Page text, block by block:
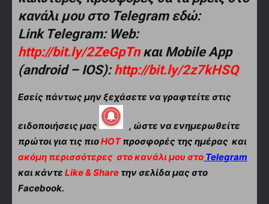
κανάλι μου στο Telegram εδώ:
Link Telegram: Web:
http://bit.ly/2ZeGpTnκαι Mobile App
(android – IOS):http://bit.ly/2z7kHSQ
Εσείς πάντως μην ξεχάσετε να γραφτείτε στις
ειδοποιήσεις μας
, ώστε να ενημερωθείτε
πρώτοι για τις πιοHOTπροσφορές της ημέρας και
ακόμη περισσότερες στο κανάλι μου στο Telegram
και κάντε Like & Share την σελίδα μας στο
Facebook.